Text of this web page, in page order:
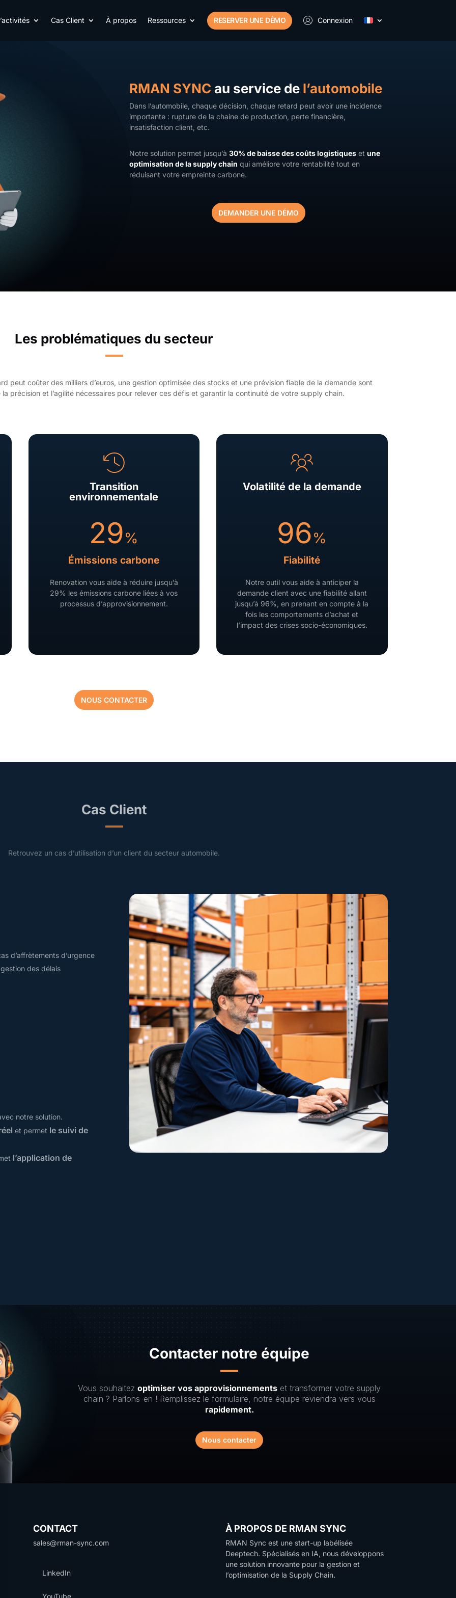
Cas Client À propos Ressources RÉSERVER UNE DÉMO Connexion
RMAN SYNC au service de l’automobile
Dans l’automobile, chaque décision, chaque retard peut avoir une incidence
importante : rupture de la chaine de production, perte financière,
insatisfaction client, etc.
Notre solution permet jusqu’à 30% de baisse des coûts logistiqueset une
optimisation de la supply chain qui améliore votre rentabilité tout en
réduisant votre empreinte carbone.
DEMANDER UNE DÉMO
Les problématiques du secteur
peut coûter des milliers d’euros, une gestion optimisée des stocks et une prévision fiable de la demande sont
précision et l’agilité nécessaires pour relever ces défis et garantir la continuité de votre supply chain.
Transition
environnementale
29%
Émissions carbone
Renovation vous aide à réduire jusqu’à
29% les émissions carbone liées à vos
processus d’approvisionnement.
Volatilité de la demande
96%
Fiabilité
Notre outil vous aide à anticiper la
demande client avec une fiabilité allant
jusqu’à 96%, en prenant en compte à la
fois les comportements d’achat et
l’impact des crises socio-économiques.
NOUS CONTACTER
Cas Client
Retrouvez un cas d’utilisation d’un client du secteur automobile.
d’affrètements d’urgence
des délais
notre solution.
et permet le suivi de
l’application de
Contacter notre équipe
Vous souhaitezoptimiser vos approvisionnements et transformer votre supply
chain ? Parlons-en ! Remplissez le formulaire, notre équipe reviendra vers vous
rapidement.
Nous contacter
CONTACT
sales@rman-sync.com
LinkedIn
YouTube
À PROPOS DE RMAN SYNC
RMAN Sync est une start-up labélisée
Deeptech. Spécialisés en IA, nous développons
une solution innovante pour la gestion et
l’optimisation de la Supply Chain.